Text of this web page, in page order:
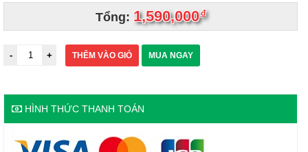
Tổng: 1,590,000đ
THÊM VÀO GIỎ MUA NGAY
HÌNH THỨC THANH TOÁN